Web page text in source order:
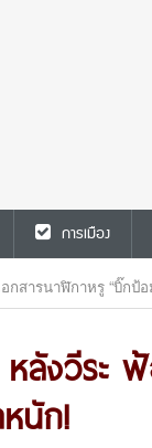
การเมือง
สารนาฬิกาหรู “บิ๊กป้
ลังวีระ
นัก!